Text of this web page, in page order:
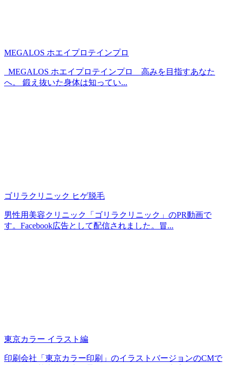
MEGALOS ホエイプロテインプロ
MEGALOS ホエイプロテインプロ 高みを目指すあなた
へ。 鍛え抜いた身体は知ってい...
ゴリラクリニック ヒゲ脱毛
男性用美容クリニック「ゴリラクリニック」のPR動画で
す。Facebook広告として配信されました。冒...
東京カラー イラスト編
印刷会社「東京カラー印刷」のイラストバージョンのCMで